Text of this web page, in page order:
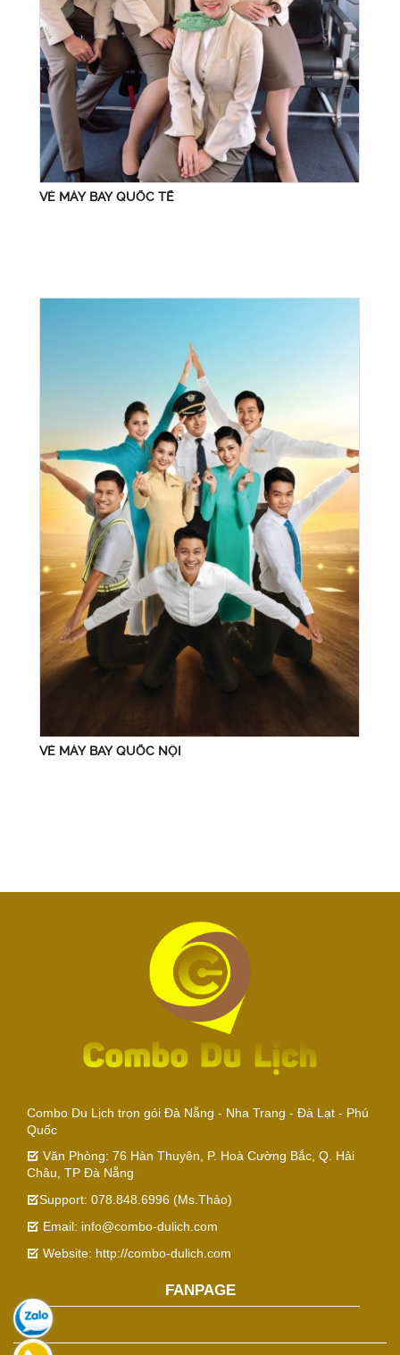
VÉ MÁY BAY QUỐC TẾ
VÉ MÁY BAY QUỐC NỘI
Combo Du Lịch trọn gói Đà Nẵng - Nha Trang - Đà Lạt - Phú
Quốc
Văn Phòng: 76 Hàn Thuyên, P. Hoà Cường Bắc, Q. Hải
Châu, TP Đà Nẵng
Support: 078.848.6996 (Ms.Thảo)
Email: info@combo-dulich.com
Website: http://combo-dulich.com
FANPAGE